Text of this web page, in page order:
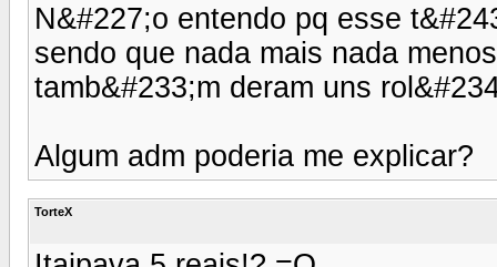
N&#227;o entendo pq esse
sendo que nada mais nada
tamb&#233;m deram uns
Algum adm poderia me explicar?
TorteX